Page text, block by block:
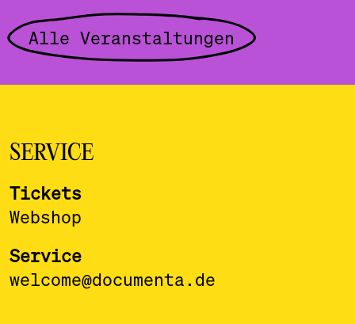
Alle Veranstaltungen
SERVICE
Tickets
Webshop
Service
welcome@documenta.de